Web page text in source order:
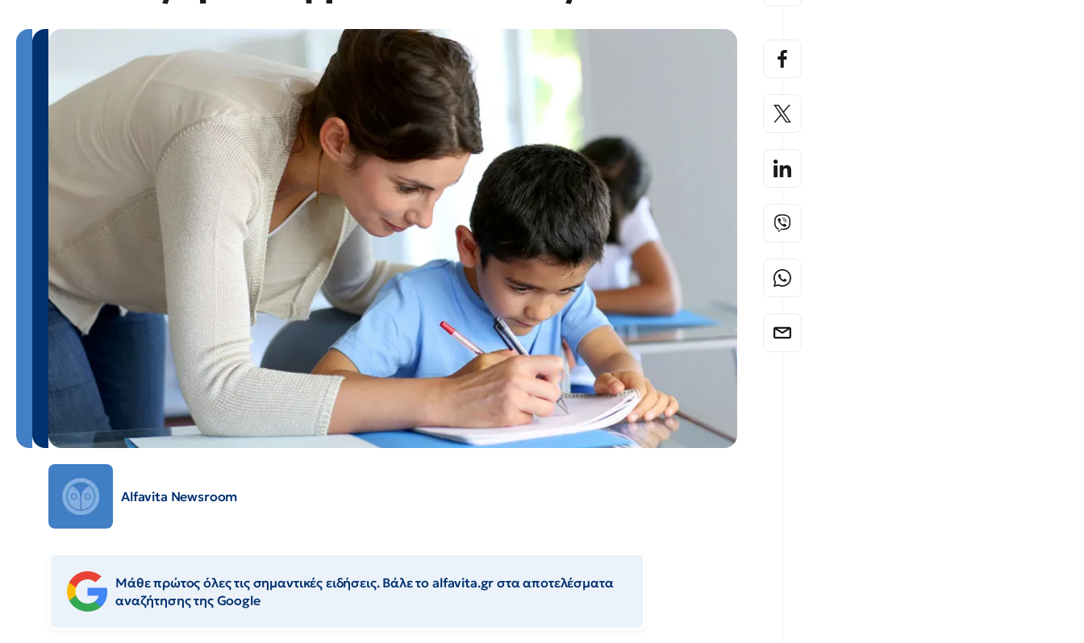
Alfavita Newsroom
Μάθε πρώτος όλες τις σημαντικές ειδήσεις. Βάλε το alfavita.gr στα αποτελέσματα
αναζήτησης της Google